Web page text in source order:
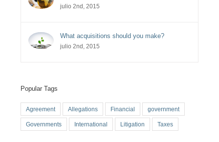
julio 2nd, 2015
What acquisitions should you make?
julio 2nd, 2015
Popular Tags
Agreement Allegations Financial government
Governments International Litigation Taxes